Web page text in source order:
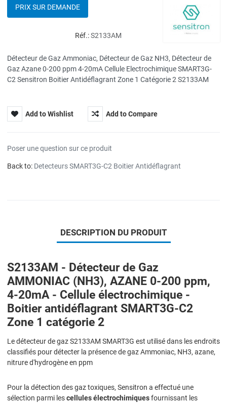
PRIX SUR DEMANDE
Réf.:S2133AM
Détecteur de Gaz Ammoniac, Détecteur de Gaz NH3, Détecteur de
Gaz Azane 0-200 ppm 4-20mA Cellule Electrochimique SMART3G-
C2 Sensitron Boitier Antidéflagrant Zone 1 Catégorie 2 S2133AM
Add to Wishlist Add to Compare
Poser une question sur ce produit
Back to: Detecteurs SMART3G-C2 Boitier Antidéflagrant
DESCRIPTION DU PRODUIT
S2133AM - Détecteur de Gaz
AMMONIAC (NH3), AZANE 0-200 ppm,
4-20mA - Cellule électrochimique -
Boitier antidéflagrant SMART3G-C2
Zone 1 catégorie 2
Le détecteur de gaz S2133AM SMART3G est utilisé dans les endroits
classifiés pour détecter la présence de gaz Ammoniac, NH3, azane,
nitrure d'hydrogène en ppm
Pour la détection des gaz toxiques, Sensitron a effectué une
sélection parmi lescellules électrochimiquesfournissant les